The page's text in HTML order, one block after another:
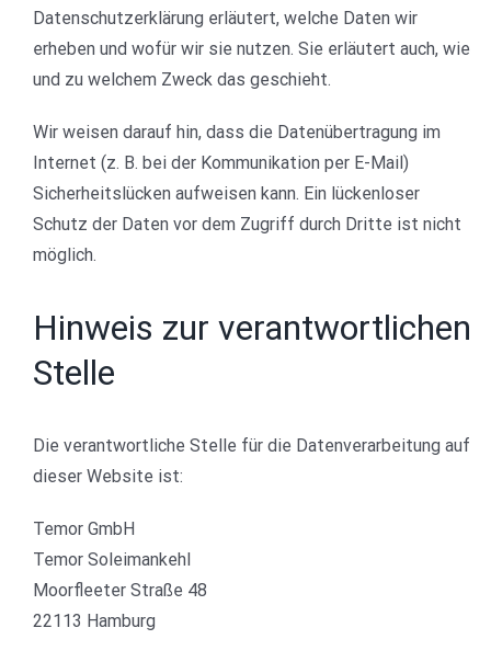
Datenschutzerklärung erläutert, welche Daten wir
erheben und wofür wir sie nutzen. Sie erläutert auch, wie
und zu welchem Zweck das geschieht.
Wir weisen darauf hin, dass die Datenübertragung im
Internet (z. B. bei der Kommunikation per E-Mail)
Sicherheitslücken aufweisen kann. Ein lückenloser
Schutz der Daten vor dem Zugriff durch Dritte ist nicht
möglich.
Hinweis zur verantwortlichen
Stelle
Die verantwortliche Stelle für die Datenverarbeitung auf
dieser Website ist:
Temor GmbH
Temor Soleimankehl
Moorfleeter Straße 48
22113 Hamburg